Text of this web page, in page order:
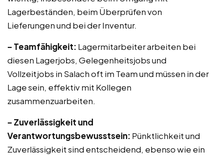
Lagerbeständen, beim Überprüfen von
Lieferungen und bei der Inventur.
– Teamfähigkeit: Lagermitarbeiter arbeiten bei
diesen Lagerjobs, Gelegenheitsjobs und
Vollzeitjobs in Salach oft im Team und müssen in der
Lage sein, effektiv mit Kollegen
zusammenzuarbeiten.
– Zuverlässigkeit und
Verantwortungsbewusstsein: Pünktlichkeit und
Zuverlässigkeit sind entscheidend, ebenso wie ein